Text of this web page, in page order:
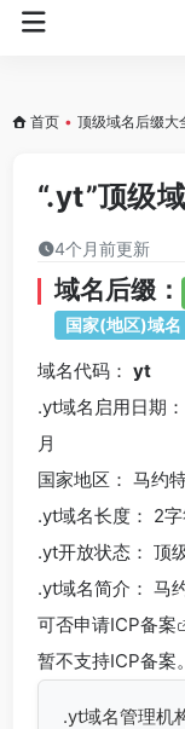
首页 • 顶级域名后缀大
“.yt”顶级
4个月前更新
域名后缀：
国家(地区)域名
域名代码： yt
.yt域名 启用日期
月
国家地区： 马约
.yt域名长度： 2字
.yt开放状态： 顶
.yt域名简介： 马
可否申请ICP备案
暂不支持ICP备案。
.yt域名管理机